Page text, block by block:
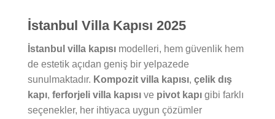
İstanbul Villa Kapısı 2025
İstanbul villa kapısı modelleri, hem güvenlik hem
de estetik açıdan geniş bir yelpazede
sunulmaktadır. Kompozit villa kapısı, çelik dış
kapı, ferforjeli villa kapısı ve pivot kapı gibi farklı
seçenekler, her ihtiyaca uygun çözümler